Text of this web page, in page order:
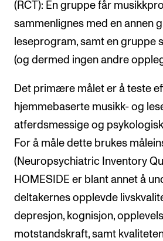
(RCT): Én gruppe får
sammenlignes med en annen
leseprogram, samt en gruppe
(og dermed ingen andre
Det primære målet er å teste
hjemmebaserte musikk- og
atferdsmessige og
For å måle dette brukes
(Neuropsychiatric Inventory
HOMESIDE er blant annet å
deltakernes opplevde
depresjon, kognisjon,
motstandskraft, samt